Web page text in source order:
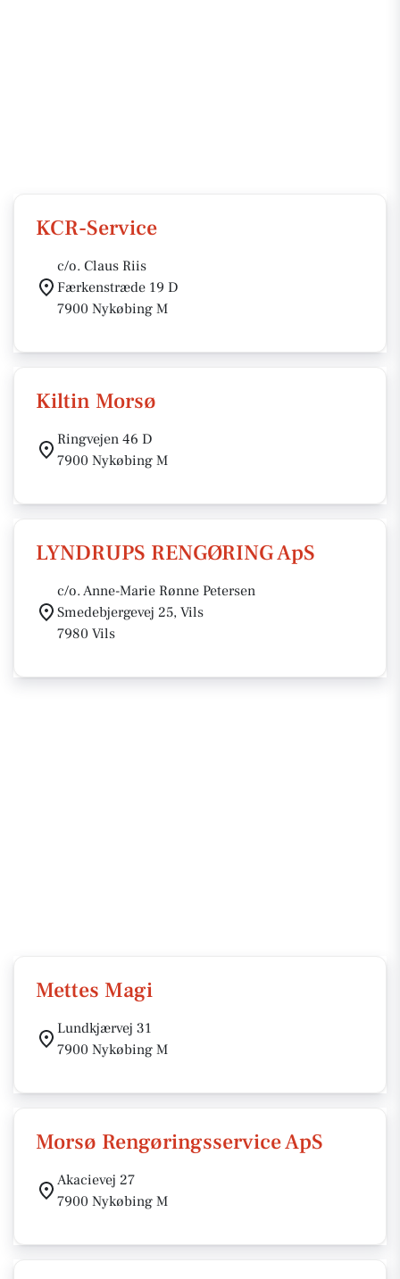
KCR-Service
c/o. Claus Riis
Færkenstræde 19 D
7900 Nykøbing M
Kiltin Morsø
Ringvejen 46 D
7900 Nykøbing M
LYNDRUPS RENGØRING ApS
c/o. Anne-Marie Rønne Petersen
Smedebjergevej 25, Vils
7980 Vils
Mettes Magi
Lundkjærvej 31
7900 Nykøbing M
Morsø Rengøringsservice ApS
Akacievej 27
7900 Nykøbing M